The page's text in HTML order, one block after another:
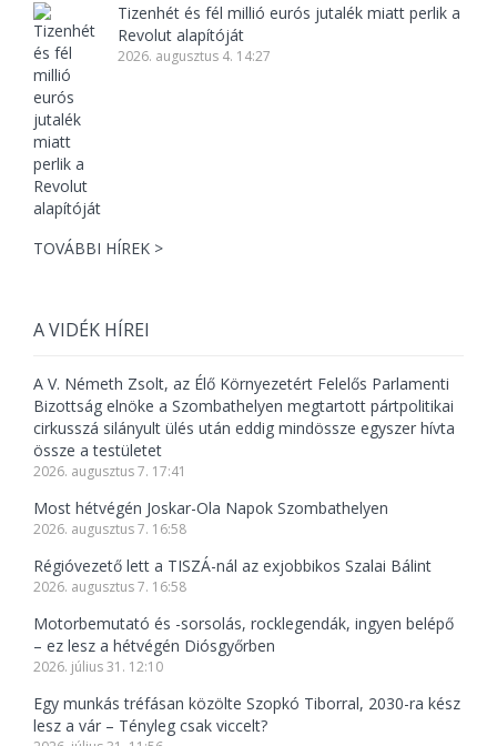
Tizenhét és fél millió eurós jutalék miatt perlik a
Revolut alapítóját
2026. augusztus 4. 14:27
TOVÁBBI HÍREK >
A VIDÉK HÍREI
A V. Németh Zsolt, az Élő Környezetért Felelős Parlamenti
Bizottság elnöke a Szombathelyen megtartott pártpolitikai
cirkusszá silányult ülés után eddig mindössze egyszer hívta
össze a testületet
2026. augusztus 7. 17:41
Most hétvégén Joskar-Ola Napok Szombathelyen
2026. augusztus 7. 16:58
Régióvezető lett a TISZÁ-nál az exjobbikos Szalai Bálint
2026. augusztus 7. 16:58
Motorbemutató és -sorsolás, rocklegendák, ingyen belépő
– ez lesz a hétvégén Diósgyőrben
2026. július 31. 12:10
Egy munkás tréfásan közölte Szopkó Tiborral, 2030-ra kész
lesz a vár – Tényleg csak viccelt?